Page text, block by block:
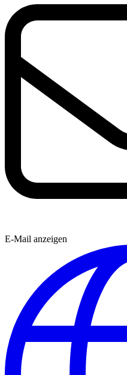
E-Mail anzeigen